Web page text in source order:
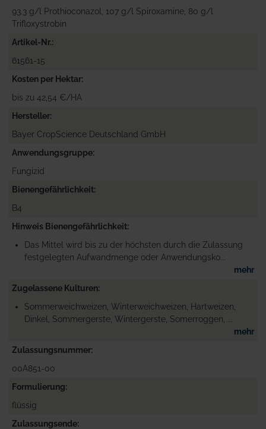
93.3 g/l Prothioconazol, 107 g/l Spiroxamine, 80 g/l
Trifloxystrobin
Artikel-Nr.
61561-15
Kosten per Hektar
bis zu 42,54 €/HA
Hersteller
Bayer CropScience Deutschland GmbH
Anwendungsgruppe
Fungizid
Bienengefährlichkeit
B4
Hinweis Bienengefährlichkeit
Das Mittel wird bis zu der höchsten durch die Zulassung
festgelegten Aufwandmenge oder Anwendungsko...
mehr
Zugelassene Kulturen
Sommerweichweizen, Winterweichweizen, Hartweizen,
Dinkel, Sommergerste, Wintergerste, Somerroggen, ...
mehr
Zulassungsnummer
00A851-00
Formulierung
flüssig
Zulassungsende